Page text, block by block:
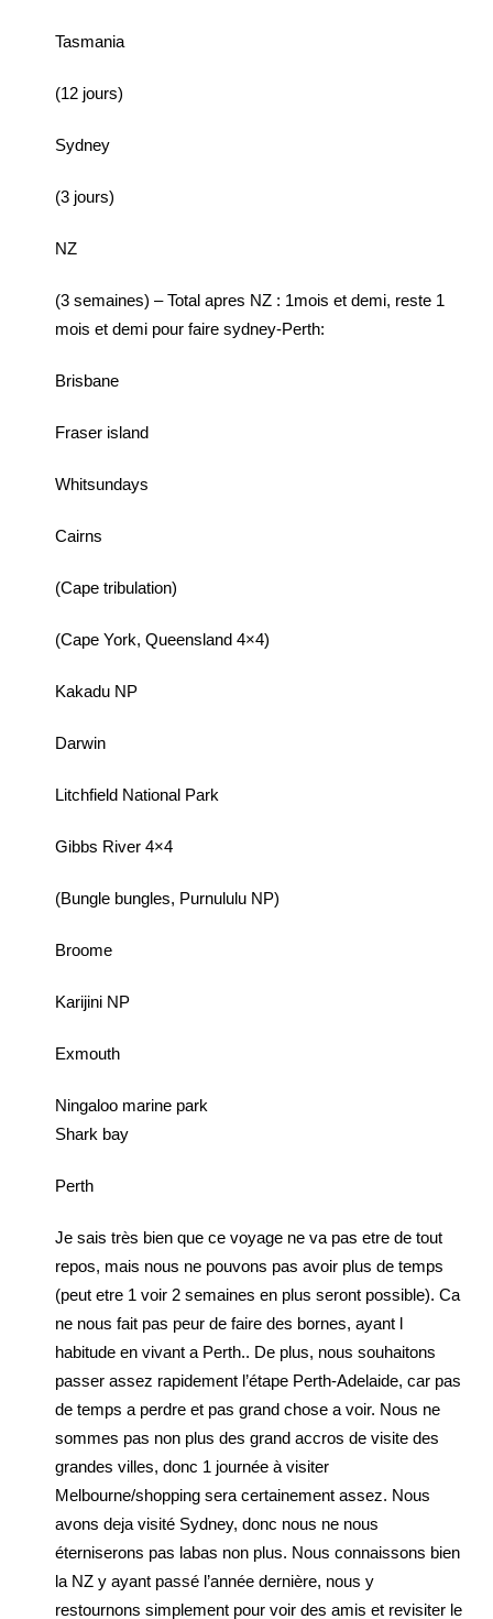
Tasmania
(12 jours)
Sydney
(3 jours)
NZ
(3 semaines) – Total apres NZ : 1mois et demi, reste 1
mois et demi pour faire sydney-Perth:
Brisbane
Fraser island
Whitsundays
Cairns
(Cape tribulation)
(Cape York, Queensland 4×4)
Kakadu NP
Darwin
Litchfield National Park
Gibbs River 4×4
(Bungle bungles, Purnululu NP)
Broome
Karijini NP
Exmouth
Ningaloo marine park
Shark bay
Perth
Je sais très bien que ce voyage ne va pas etre de tout
repos, mais nous ne pouvons pas avoir plus de temps
(peut etre 1 voir 2 semaines en plus seront possible). Ca
ne nous fait pas peur de faire des bornes, ayant l
habitude en vivant a Perth.. De plus, nous souhaitons
passer assez rapidement l’étape Perth-Adelaide, car pas
de temps a perdre et pas grand chose a voir. Nous ne
sommes pas non plus des grand accros de visite des
grandes villes, donc 1 journée à visiter
Melbourne/shopping sera certainement assez. Nous
avons deja visité Sydney, donc nous ne nous
éterniserons pas labas non plus. Nous connaissons bien
la NZ y ayant passé l’année dernière, nous y
restournons simplement pour voir des amis et revisiter le